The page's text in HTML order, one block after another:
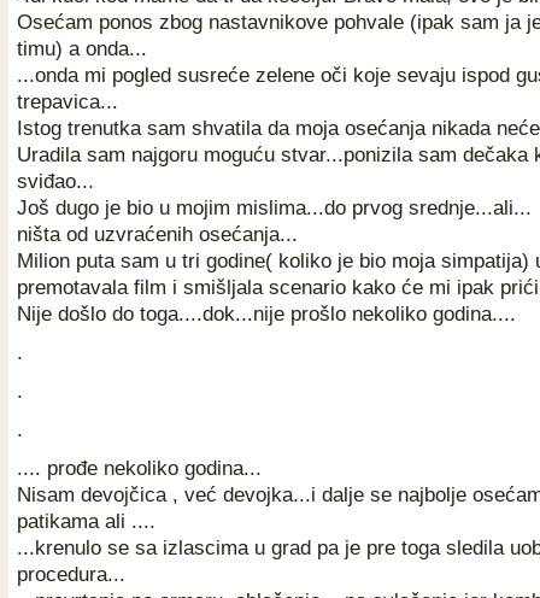
Osećam ponos zbog nastavnikove pohvale (ipak sam ja
timu) a onda...
...onda mi pogled susreće zelene oči koje sevaju ispod
trepavica...
Istog trenutka sam shvatila da moja osećanja nikada
Uradila sam najgoru moguću stvar...ponizila sam dečaka
sviđao...
Još dugo je bio u mojim mislima...do prvog srednje...ali...
ništa od uzvraćenih osećanja...
Milion puta sam u tri godine( koliko je bio moja simpatija)
premotavala film i smišljala scenario kako će mi ipak
Nije došlo do toga....dok...nije prošlo nekoliko godina....
.
.
.
.... prođe nekoliko godina...
Nisam devojčica , već devojka...i dalje se najbolje
patikama ali ....
...krenulo se sa izlascima u grad pa je pre toga sledila
procedura...